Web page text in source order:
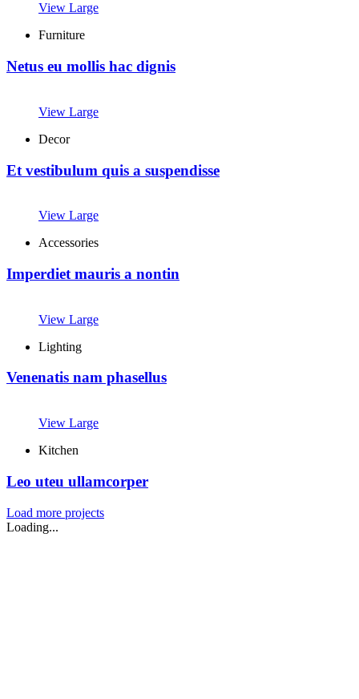
View Large
Furniture
Netus eu mollis hac dignis
View Large
Decor
Et vestibulum quis a suspendisse
View Large
Accessories
Imperdiet mauris a nontin
View Large
Lighting
Venenatis nam phasellus
View Large
Kitchen
Leo uteu ullamcorper
Load more projects
Loading...